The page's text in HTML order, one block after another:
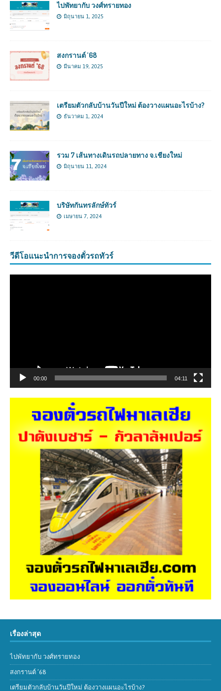
ไปพัทยากับ วงศ์ทรายทอง
มิถุนายน 1, 2025
สงกรานต์ ’68
มีนาคม 19, 2025
เตรียมตัวกลับบ้านวันปีใหม่ ต้องวางแผนอะไรบ้าง?
ธันวาคม 1, 2024
รวม 7 เส้นทางเดินรถปลายทาง จ.เชียงใหม่
มิถุนายน 11, 2024
บริษัทกันทรลักษ์ทัวร์
เมษายน 7, 2024
วีดีโอแนะนำการจองตั๋วรถทัวร์
00:00 04:11
เรื่องล่าสุด
ไปพัทยากับ วงศ์ทรายทอง
สงกรานต์ ’68
เตรียมตัวกลับบ้านวันปีใหม่ ต้องวางแผนอะไรบ้าง?